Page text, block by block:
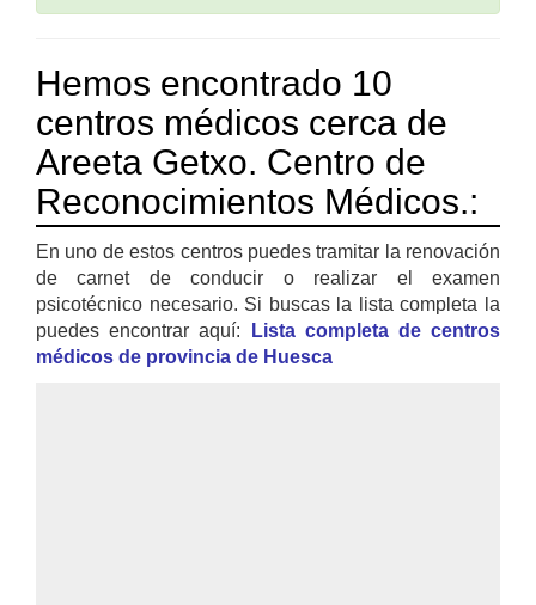
Hemos encontrado 10
centros médicos cerca de
Areeta Getxo. Centro de
Reconocimientos Médicos.:
En uno de estos centros puedes tramitar la renovación
de carnet de conducir o realizar el examen
psicotécnico necesario. Si buscas la lista completa la
puedes encontrar aquí:
Lista completa de centros
médicos de provincia de Huesca